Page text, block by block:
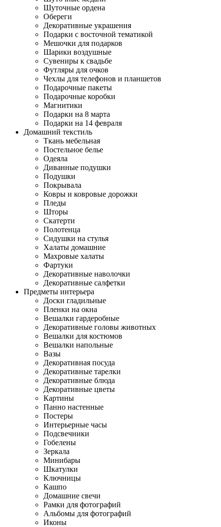
Шуточные ордена
Обереги
Декоративные украшения
Подарки с восточной тематикой
Мешочки для подарков
Шарики воздушные
Сувениры к свадьбе
Футляры для очков
Чехлы для телефонов и планшетов
Подарочные пакеты
Подарочные коробки
Магнитики
Подарки на 8 марта
Подарки на 14 февраля
Домашний текстиль
Ткань мебельная
Постельное белье
Одеяла
Диванные подушки
Подушки
Покрывала
Ковры и ковровые дорожки
Пледы
Шторы
Скатерти
Полотенца
Сидушки на стулья
Халаты домашние
Махровые халаты
Фартуки
Декоративные наволочки
Декоративные салфетки
Предметы интерьера
Доски гладильные
Пленки на окна
Вешалки гардеробные
Декоративные головы животных
Вешалки для костюмов
Вешалки напольные
Вазы
Декоративная посуда
Декоративные тарелки
Декоративные блюда
Декоративные цветы
Картины
Панно настенные
Постеры
Интерьерные часы
Подсвечники
Гобелены
Зеркала
Минибары
Шкатулки
Ключницы
Кашпо
Домашние свечи
Рамки для фотографий
Альбомы для фотографий
Иконы